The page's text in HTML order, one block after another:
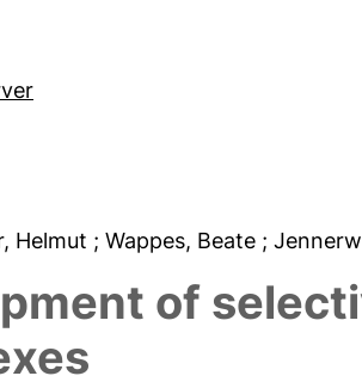
Helmut ; Wappes, Beate ;
of